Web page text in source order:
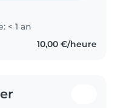
< 1 an
10,00 €/heure